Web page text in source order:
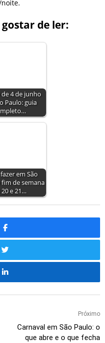
de ler:
de 4 de junho
Paulo: guia
em São
fim de semana
20 e 21…
Próximo
Carnaval em São Paulo: o
que abre e o que fecha